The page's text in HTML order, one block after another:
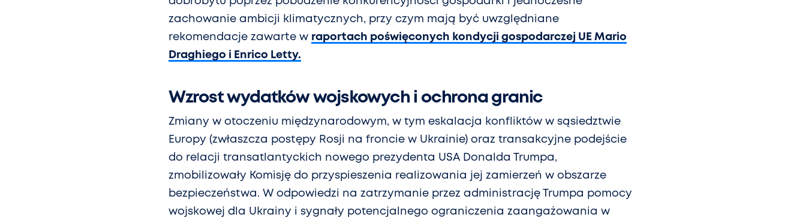
zachowanie ambicji klimatycznych, przy czym mają być uwzględniane
rekomendacje zawarte w raportach poświęconych kondycji gospodarczej UE Mario
Draghiego i Enrico Letty.
Wzrost wydatków wojskowych i ochrona granic
Zmiany w otoczeniu międzynarodowym, w tym eskalacja konfliktów w sąsiedztwie
Europy (zwłaszcza postępy Rosji na froncie w Ukrainie) oraz transakcyjne podejście
do relacji transatlantyckich nowego prezydenta USA Donalda Trumpa,
zmobilizowały Komisję do przyspieszenia realizowania jej zamierzeń w obszarze
bezpieczeństwa. W odpowiedzi na zatrzymanie przez administrację Trumpa pomocy
wojskowej dla Ukrainy i sygnały potencjalnego ograniczenia zaangażowania w